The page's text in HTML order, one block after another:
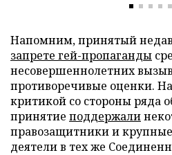
Напомним, принятый
запрете гей-пропаганды
несовершеннолетних
противоречивые оценки.
критикой со стороны ряда
принятие поддержали
правозащитники и
деятели в тех же